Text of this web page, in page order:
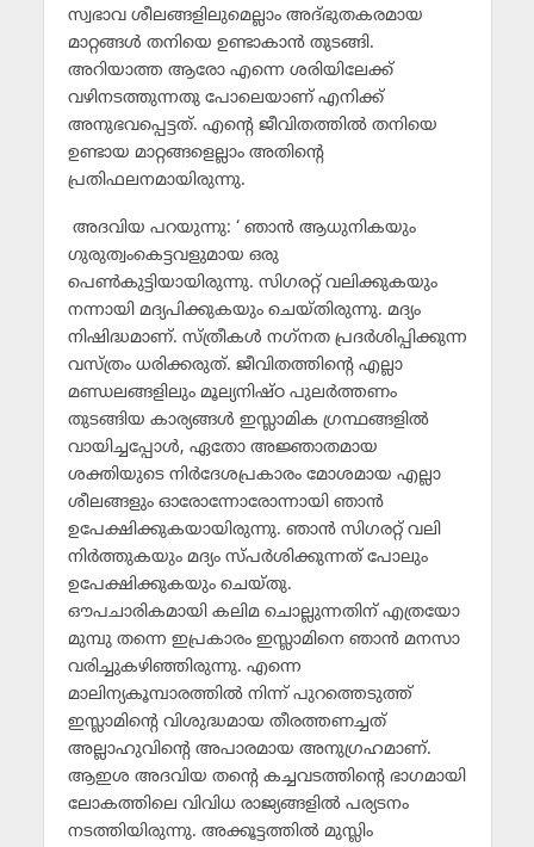
സ്വഭാവ ശീലങ്ങളിലുമെല്ലാം അദ്ഭുതകരമായ
മാറ്റങ്ങള്‍ തനിയെ ഉണ്ടാകാന്‍ തുടങ്ങി.
അറിയാത്ത ആരോ എന്നെ ശരിയിലേക്ക്
വഴിനടത്തുന്നതു പോലെയാണ് എനിക്ക്
അനുഭവപ്പെട്ടത്. എന്റെ ജീവിതത്തില്‍ തനിയെ
ഉണ്ടായ മാറ്റങ്ങളെല്ലാം അതിന്റെ
പ്രതിഫലനമായിരുന്നു.
അദവിയ പറയുന്നു: ‘ ഞാന്‍ ആധുനികയും
ഗുരുത്വംകെട്ടവളുമായ ഒരു
പെണ്‍കുട്ടിയായിരുന്നു. സിഗരറ്റ് വലിക്കുകയും
നന്നായി മദ്യപിക്കുകയും ചെയ്തിരുന്നു. മദ്യം
നിഷിദ്ധമാണ്. സ്ത്രീകള്‍ നഗ്‌നത പ്രദര്‍ശിപ്പിക്കുന്ന
വസ്ത്രം ധരിക്കരുത്. ജീവിതത്തിന്റെ എല്ലാ
മണ്ഡലങ്ങളിലും മൂല്യനിഷ്ഠ പുലര്‍ത്തണം
തുടങ്ങിയ കാര്യങ്ങള്‍ ഇസ്ലാമിക ഗ്രന്ഥങ്ങളില്‍
വായിച്ചപ്പോള്‍, ഏതോ അജ്ഞാതമായ
ശക്തിയുടെ നിര്‍ദേശപ്രകാരം മോശമായ എല്ലാ
ശീലങ്ങളും ഓരോന്നോരോന്നായി ഞാന്‍
ഉപേക്ഷിക്കുകയായിരുന്നു. ഞാന്‍ സിഗരറ്റ് വലി
നിര്‍ത്തുകയും മദ്യം സ്പര്‍ശിക്കുന്നത് പോലും
ഉപേക്ഷിക്കുകയും ചെയ്തു.
ഔപചാരികമായി കലിമ ചൊല്ലുന്നതിന് എത്രയോ
മുമ്പു തന്നെ ഇപ്രകാരം ഇസ്ലാമിനെ ഞാന്‍ മനസാ
വരിച്ചുകഴിഞ്ഞിരുന്നു. എന്നെ
മാലിന്യകൂമ്പാരത്തില്‍ നിന്ന് പുറത്തെടുത്ത്
ഇസ്ലാമിന്റെ വിശുദ്ധമായ തീരത്തണച്ചത്
അല്ലാഹുവിന്റെ അപാരമായ അനുഗ്രഹമാണ്.
ആഇശ അദവിയ തന്റെ കച്ചവടത്തിന്റെ ഭാഗമായി
ലോകത്തിലെ വിവിധ രാജ്യങ്ങളില്‍ പര്യടനം
നടത്തിയിരുന്നു. അക്കൂട്ടത്തില്‍ മുസ്ലിം